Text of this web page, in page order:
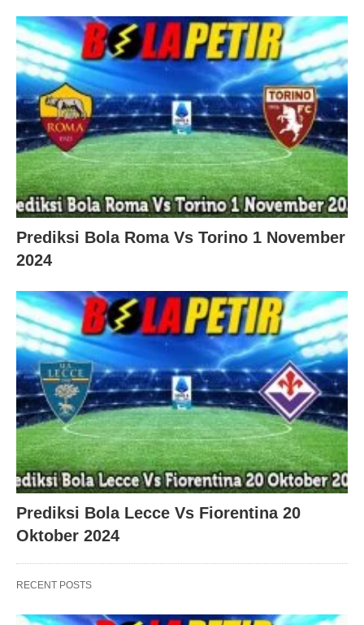
Prediksi Bola Roma Vs Torino 1 November
2024
Prediksi Bola Lecce Vs Fiorentina 20
Oktober 2024
RECENT POSTS